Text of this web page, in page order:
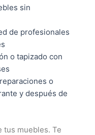
sin
de profesionales
o tapizado con
o
y después de
tus muebles. Te